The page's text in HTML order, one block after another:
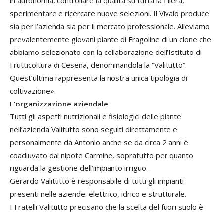
sperimentare e ricercare nuove selezioni. Il Vivaio produce
sia per l’azienda sia per il mercato professionale. Alleviamo
prevalentemente giovani piante di Fragoline di un clone che
abbiamo selezionato con la collaborazione dell’Istituto di
Frutticoltura di Cesena, denominandola la “Valitutto”.
Quest’ultima rappresenta la nostra unica tipologia di
coltivazione».
L’organizzazione aziendale
Tutti gli aspetti nutrizionali e fisiologici delle piante
nell’azienda Valitutto sono seguiti direttamente e
personalmente da Antonio anche se da circa 2 anni è
coadiuvato dal nipote Carmine, sopratutto per quanto
riguarda la gestione dell’impianto irriguo.
Gerardo Valitutto è responsabile di tutti gli impianti
presenti nelle aziende: elettrico, idrico e strutturale.
I Fratelli Valitutto precisano che la scelta del fuori suolo è